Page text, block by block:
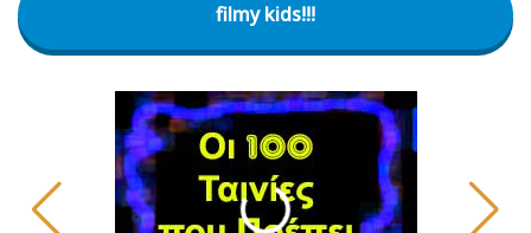
filmy kids!!!